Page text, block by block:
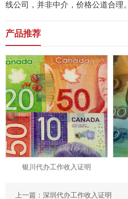
线公司，并非中介，价格公道合理。
产品推荐
银川代办工作收入证明
上一篇：深圳代办工作收入证明